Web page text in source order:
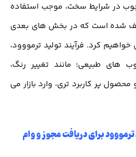
در شرایط سخت، موجب استفاده
شده است که در بخش های بعدی
کرد. فرآیند تولید ترمووود،
طبیعی؛ مانند تغییر رنگ،
پر کاربرد تری، وارد بازار می
برای دریافت مجوز و وام